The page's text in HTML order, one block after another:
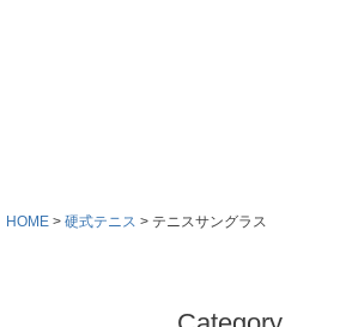
HOME 硬式テニス テニスサングラス